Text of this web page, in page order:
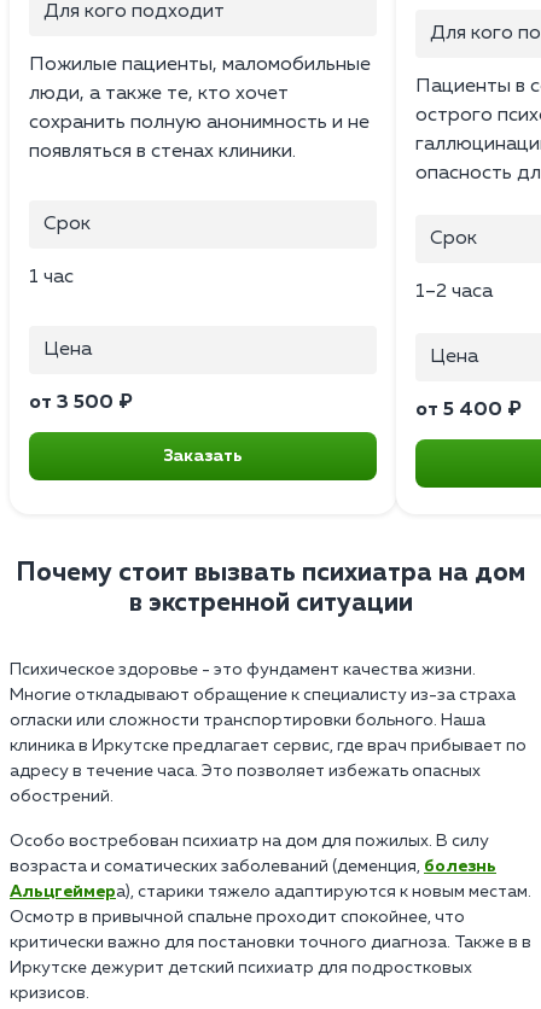
Для кого подходит
Пожилые пациенты, маломобильные
люди, а также те, кто хочет
сохранить полную анонимность и не
появляться в стенах клиники.
Срок
1 час
Цена
от 3 500 ₽
Заказать
Для кого
Пациенты в
острого
опасность
Срок
1–2 часа
Цена
от 5 400 ₽
Почему стоит вызвать психиатра на дом
в экстренной ситуации
Психическое здоровье - это фундамент качества жизни.
Многие откладывают обращение к специалисту из-за страха
огласки или сложности транспортировки больного. Наша
клиника в Иркутске предлагает сервис, где врач прибывает по
адресу в течение часа. Это позволяет избежать опасных
обострений.
Особо востребован психиатр на дом для пожилых. В силу
возраста и соматических заболеваний (деменция, болезнь
Альцгеймера), старики тяжело адаптируются к новым местам.
Осмотр в привычной спальне проходит спокойнее, что
критически важно для постановки точного диагноза. Также в в
Иркутске дежурит детский психиатр для подростковых
кризисов.